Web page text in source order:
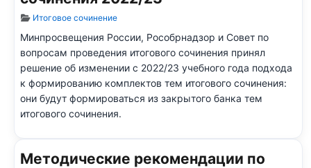
Информация о материале
Итоговое сочинение
Минпросвещения России, Рособрнадзор и Совет по
вопросам проведения итогового сочинения принял
решение об изменении с 2022/23 учебного года подхода
к формированию комплектов тем итогового сочинения:
они будут формироваться из закрытого банка тем
итогового сочинения.
Методические рекомендации по